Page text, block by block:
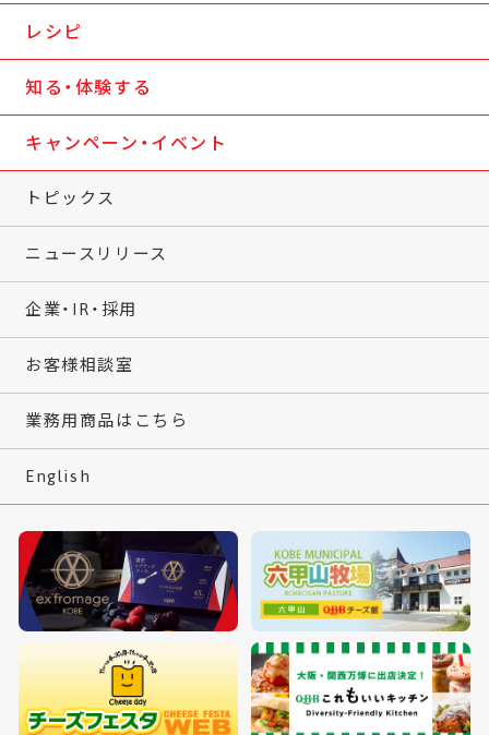
レシピ
知る・体験する
キャンペーン・イベント
トピックス
ニュースリリース
企業・IR・採用
お客様相談室
業務用商品はこちら
English